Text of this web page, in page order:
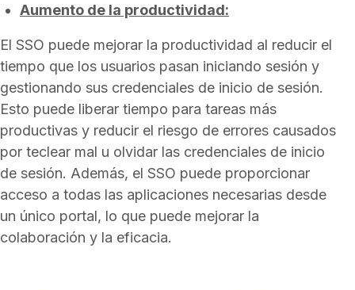
Aumento de la productividad:
El SSO puede mejorar la productividad al reducir el
tiempo que los usuarios pasan iniciando sesión y
gestionando sus credenciales de inicio de sesión.
Esto puede liberar tiempo para tareas más
productivas y reducir el riesgo de errores causados
por teclear mal u olvidar las credenciales de inicio
de sesión. Además, el SSO puede proporcionar
acceso a todas las aplicaciones necesarias desde
un único portal, lo que puede mejorar la
colaboración y la eficacia.